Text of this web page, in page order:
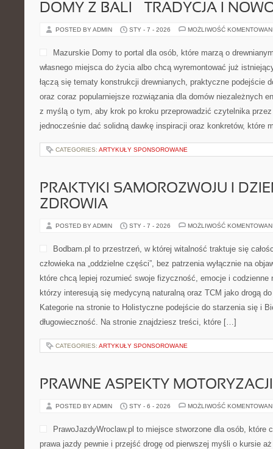
DOMY Z BALI – TRADYCJA I
POSTED BY ADMIN STY - 7 - 2026 MOŻLIWOŚĆ
Mazurskie Domy to portal dla osób, które marzą o
własnego miejsca do życia albo chcą wyremontować już
łączą się tematy konstrukcji drewnianych, praktyczne podejście
oraz coraz popularniejsze rozwiązania dla domów niezależnych
z myślą o tym, aby krok po kroku przeprowadzić czytelnika
jednocześnie dać solidną dawkę inspiracji oraz konkretów, które
CATEGORIES: ARTYKUŁY SPONSOROWANE
PRAKTYKI SAMOROZWOJU I
ZDROWIA
POSTED BY ADMIN STY - 7 - 2026 MOŻLIWOŚĆ
Bodbam.pl to przestrzeń, w której witalność traktuje się
człowieka na „oddzielne części”, bez patrzenia wyłącznie na
które chcą lepiej rozumieć swoje fizyczność, emocje i
którzy interesują się medycyną naturalną oraz TCM jako drogą
Kategorie na stronie to Holistyczne podejście do starzenia się i
długowieczność. Na stronie znajdziesz treści, które […]
CATEGORIES: ARTYKUŁY SPONSOROWANE
PRAWNE ASPEKTY MOTORYZACJI
POSTED BY ADMIN STY - 6 - 2026 MOŻLIWOŚĆ
PrawoJazdyWroclaw.pl to miejsce stworzone dla osób, które
prawa jazdy pewnie i przejść drogę od pierwszej myśli o kursie